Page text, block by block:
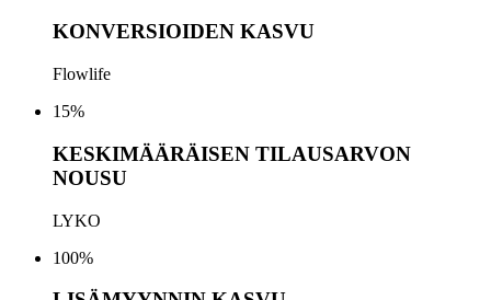
KONVERSIOIDEN KASVU
Flowlife
15%
KESKIMÄÄRÄISEN TILAUSARVON
NOUSU
LYKO
100%